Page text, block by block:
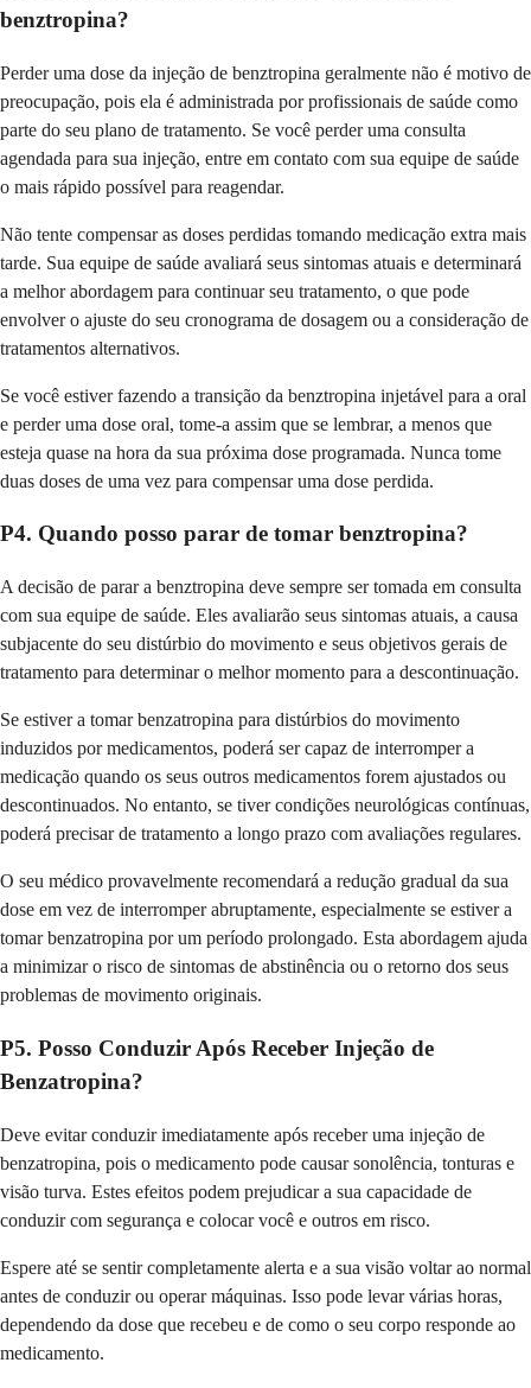
benztropina?
Perder uma dose da injeção de benztropina geralmente não é motivo de
preocupação, pois ela é administrada por profissionais de saúde como
parte do seu plano de tratamento. Se você perder uma consulta
agendada para sua injeção, entre em contato com sua equipe de saúde
o mais rápido possível para reagendar.
Não tente compensar as doses perdidas tomando medicação extra mais
tarde. Sua equipe de saúde avaliará seus sintomas atuais e determinará
a melhor abordagem para continuar seu tratamento, o que pode
envolver o ajuste do seu cronograma de dosagem ou a consideração de
tratamentos alternativos.
Se você estiver fazendo a transição da benztropina injetável para a oral
e perder uma dose oral, tome-a assim que se lembrar, a menos que
esteja quase na hora da sua próxima dose programada. Nunca tome
duas doses de uma vez para compensar uma dose perdida.
P4. Quando posso parar de tomar benztropina?
A decisão de parar a benztropina deve sempre ser tomada em consulta
com sua equipe de saúde. Eles avaliarão seus sintomas atuais, a causa
subjacente do seu distúrbio do movimento e seus objetivos gerais de
tratamento para determinar o melhor momento para a descontinuação.
Se estiver a tomar benzatropina para distúrbios do movimento
induzidos por medicamentos, poderá ser capaz de interromper a
medicação quando os seus outros medicamentos forem ajustados ou
descontinuados. No entanto, se tiver condições neurológicas contínuas,
poderá precisar de tratamento a longo prazo com avaliações regulares.
O seu médico provavelmente recomendará a redução gradual da sua
dose em vez de interromper abruptamente, especialmente se estiver a
tomar benzatropina por um período prolongado. Esta abordagem ajuda
a minimizar o risco de sintomas de abstinência ou o retorno dos seus
problemas de movimento originais.
P5. Posso Conduzir Após Receber Injeção de
Benzatropina?
Deve evitar conduzir imediatamente após receber uma injeção de
benzatropina, pois o medicamento pode causar sonolência, tonturas e
visão turva. Estes efeitos podem prejudicar a sua capacidade de
conduzir com segurança e colocar você e outros em risco.
Espere até se sentir completamente alerta e a sua visão voltar ao normal
antes de conduzir ou operar máquinas. Isso pode levar várias horas,
dependendo da dose que recebeu e de como o seu corpo responde ao
medicamento.